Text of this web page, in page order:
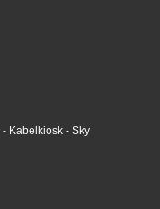
- Kabelkiosk - Sky